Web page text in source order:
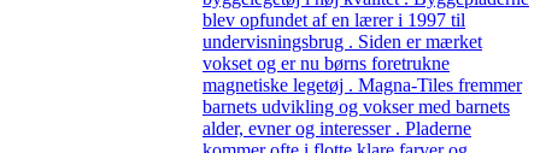
blev opfundet af en lærer i 1997 til
undervisningsbrug . Siden er mærket
vokset og er nu børns foretrukne
magnetiske legetøj . Magna-Tiles fremmer
barnets udvikling og vokser med barnets
alder, evner og interesser . Pladerne